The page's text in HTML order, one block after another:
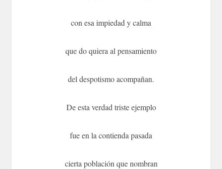
con esa impiedad y calma
que do quiera al pensamiento
del despotismo acompañan.
De esta verdad triste ejemplo
fue en la contienda pasada
cierta población que nombran